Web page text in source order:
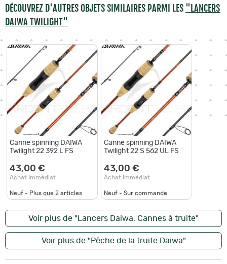
DÉCOUVREZ D'AUTRES OBJETS SIMILAIRES PARMI LES "LANCERS
DAIWA TWILIGHT"
Canne spinning DAIWA
Twilight 22 392 L FS
43,00 €
Achat Immédiat
Neuf - Plus que 2 articles
Canne spinning DAIWA
Twilight 22 S 562 UL FS
43,00 €
Achat Immédiat
Neuf - Sur commande
Voir plus de "Lancers Daiwa, Cannes à truite"
Voir plus de "Pêche de la truite Daiwa"